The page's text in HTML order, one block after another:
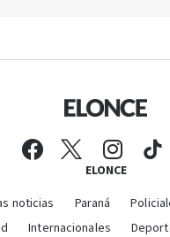
ELONCE
noticias Paraná
Internacionales